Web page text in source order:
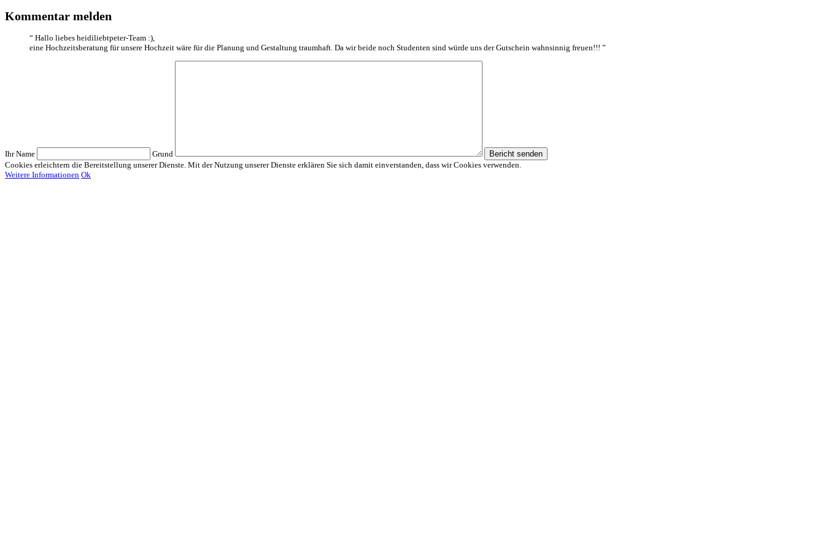
Kommentar melden
“ Hallo liebes heidiliebtpeter-Team :),
eine Hochzeitsberatung für unsere Hochzeit wäre für die Planung und Gestaltung traumhaft. Da wir beide noch Studenten sind würde uns der Gutschein wahnsinnig freuen!!! ”
Ihr Name Grund
Bericht senden
Cookies erleichtern die Bereitstellung unserer Dienste. Mit der Nutzung unserer Dienste erklären Sie sich damit einverstanden, dass wir Cookies verwenden.
Weitere Informationen Ok